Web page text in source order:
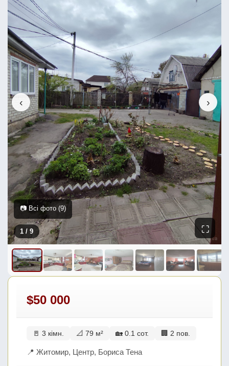
‹ ›
1 / 9 ⛶
📷 Всі фото (9)
$50 000
🚪 3 кімн. 📐 79 м² 🏡 0.1 сот. 🏢 2 пов.
📍 Житомир, Центр, Бориса Тена